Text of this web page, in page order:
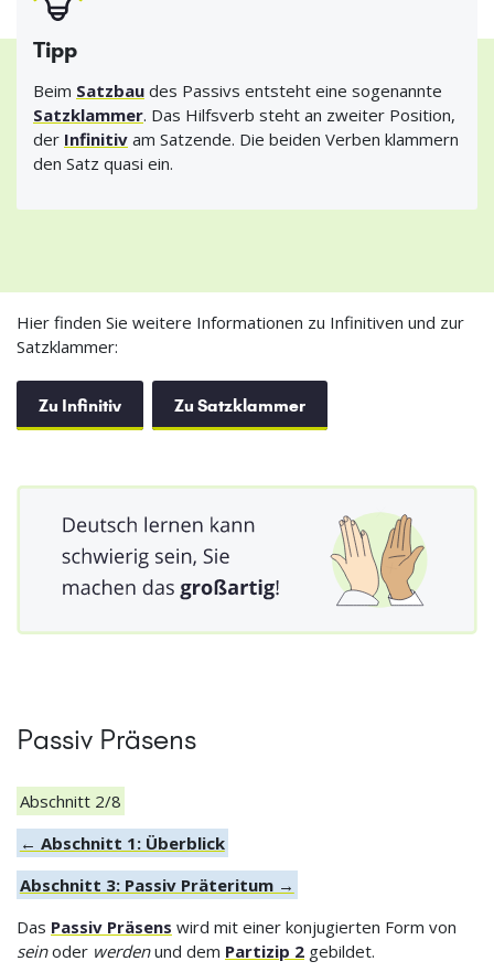
Tipp
Beim Satzbau des Passivs entsteht eine sogenannte
Satzklammer. Das Hilfsverb steht an zweiter Position,
der Infinitiv am Satzende. Die beiden Verben klammern
den Satz quasi ein.
Hier finden Sie weitere Informationen zu Infinitiven und zur
Satzklammer:
Zu Infinitiv Zu Satzklammer
Passiv Präsens
Abschnitt 2/8
← Abschnitt 1: Überblick
Abschnitt 3: Passiv Präteritum →
Das Passiv Präsens wird mit einer konjugierten Form von
seinoder werdenund dem Partizip 2 gebildet.